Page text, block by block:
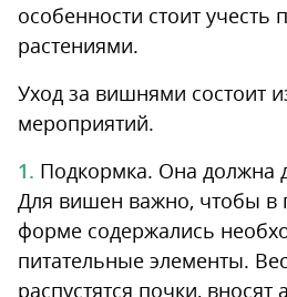
особенности стоит учесть
растениями.
Уход за вишнями состоит
мероприятий.
Подкормка. Она должна
Для вишен важно, чтобы в
форме содержались
питательные элементы.
распустятся почки,